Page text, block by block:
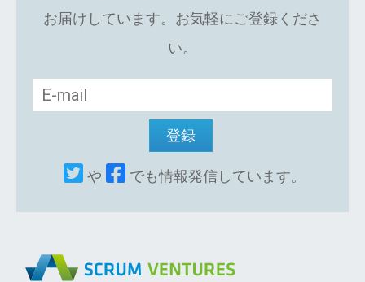
お届けしています。お気軽にご登録くださ
い。
や でも情報発信しています。